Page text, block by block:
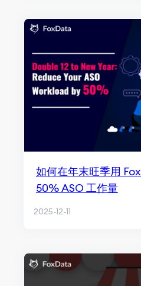
如何在年末旺季用
50% ASO 工作量
2025-12-11